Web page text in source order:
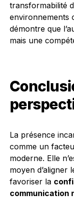
transformabilité
environnements
démontre que
mais une
La présence
comme un
moderne. Elle
moyen d’aligner
favoriser la
communication